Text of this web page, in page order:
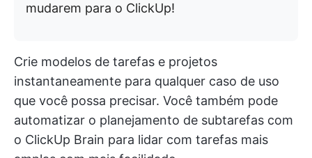
mudarem para o ClickUp!
Crie modelos de tarefas e projetos
instantaneamente para qualquer caso de uso
que você possa precisar. Você também pode
automatizar o planejamento de subtarefas com
o ClickUp Brain para lidar com tarefas mais